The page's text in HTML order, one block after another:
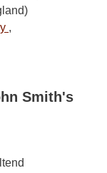
,
Smith's